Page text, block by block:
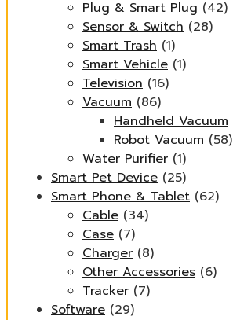
Plug & Smart Plug (42)
Sensor & Switch (28)
Smart Trash (1)
Smart Vehicle (1)
Television (16)
Vacuum (86)
Handheld Vacuum
Robot Vacuum (58)
Water Purifier (1)
Smart Pet Device (25)
Smart Phone & Tablet (62)
Cable (34)
Case (7)
Charger (8)
Other Accessories (6)
Tracker (7)
Software (29)